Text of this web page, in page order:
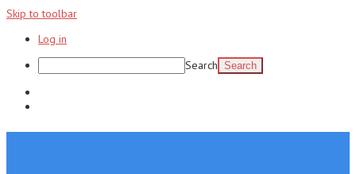
Skip to toolbar
Log in
Search